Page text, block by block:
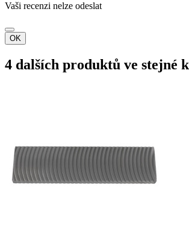
Vaši recenzi nelze odeslat
OK
4 dalších produktů ve stejné